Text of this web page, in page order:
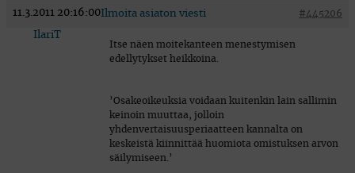
11.3.2011 20:16:00 #445206
Ilmoita asiaton viesti
IlariT
Itse näen moitekanteen menestymisen
edellytykset heikkoina.
’Osakeoikeuksia voidaan kuitenkin lain sallimin
keinoin muuttaa, jolloin
yhdenvertaisuusperiaatteen kannalta on
keskeistä kiinnittää huomiota omistuksen arvon
säilymiseen.’